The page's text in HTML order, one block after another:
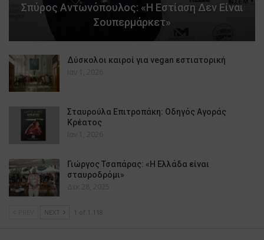
Σπύρος Αντωνόπουλος: «Η Εστίαση Δεν Είναι
Σουπερμάρκετ»
Δύσκολοι καιροί για vegan εστιατορική
Ιαν 1, 2026
Σταυρούλα Επιτροπάκη: Οδηγός Αγοράς
Κρέατος
Ιαν 1, 2026
Γιώργος Τσαπάρας: «Η Ελλάδα είναι
σταυροδρόμι»
Δεκ 28, 2025
NEXT 1 of 1.118